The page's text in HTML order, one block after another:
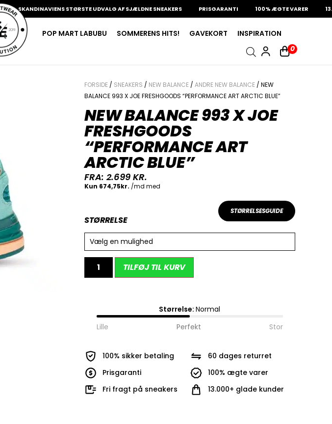
SKANDINAVIENS STØRSTE UDVALG AF SJÆLDNE SNEAKERS PRISGARANTI 100% ÆGTE VARER 13.000+
POP MART LABUBU SOMMERENS HITS! GAVEKORT
INSPIRATION
0
FORSIDE/ SNEAKERS / NEW BALANCE/ ANDRE NEW BALANCE/ NEW
BALANCE 993 X JOE FRESHGOODS “PERFORMANCE ART ARCTIC BLUE”
NEW BALANCE 993 X JOE
FRESHGOODS
“PERFORMANCE ART
ARCTIC BLUE”
FRA: 2.699 KR.
STØRRELSESGUIDE
STØRRELSE
Vælg en mulighed
TILFØJ TIL KURV
Størrelse:Normal
Lille
Perfekt Stor
100% sikker betaling
Prisgaranti
Fri fragt på sneakers
60 dages returret
100% ægte varer
13.000+ glade kunder